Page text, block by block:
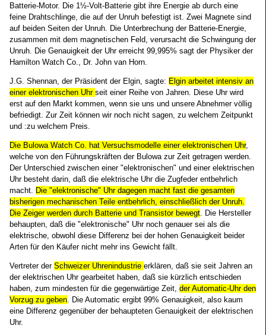
Batterie-Motor. Die 1½-Volt-Batterie gibt ihre Energie ab durch eine
feine Drahtschlinge, die auf der Unruh befestigt ist. Zwei Magnete sind
auf beiden Seiten der Unruh. Die Unterbrechung der Batterie-Energie,
zusammen mit dem magnetischen Feld, verursacht die Schwingung der
Unruh. Die Genauigkeit der Uhr erreicht 99,995% sagt der Physiker der
Hamilton Watch Co., Dr. John van Horn.
J.G. Shennan, der Präsident der Elgin, sagte: Elgin arbeitet intensiv an
einer elektronischen Uhr seit einer Reihe von Jahren. Diese Uhr wird
erst auf den Markt kommen, wenn sie uns und unsere Abnehmer völlig
befriedigt. Zur Zeit können wir noch nicht sagen, zu welchem Zeitpunkt
und :zu welchem Preis.
Die Bulowa Watch Co. hat Versuchsmodelle einer elektronischen Uhr,
welche von den Führungskräften der Bulowa zur Zeit getragen werden.
Der Unterschied zwischen einer "elektronischen" und einer elektrischen
Uhr besteht darin, daß die elektrische Uhr die Zugfeder entbehrlich
macht.
Die "elektronische" Uhr dagegen macht fast die gesamten
bisherigen mechanischen Teile entbehrlich, einschließlich der Unruh.
Die Zeiger werden durch Batterie und Transistor bewegt . Die Hersteller
behaupten, daß die "elektronische" Uhr noch genauer sei als die
elektrische, obwohl diese Differenz bei der hohen Genauigkeit beider
Arten für den Käufer nicht mehr ins Gewicht fällt.
Vertreter der Schweizer Uhrenindustrie erklären, daß sie seit Jahren an
der elektrischen Uhr gearbeitet haben, daß sie kürzlich entschieden
haben, zum mindesten für die gegenwärtige Zeit, der Automatic-Uhr den
Vorzug zu geben . Die Automatic ergibt 99% Genauigkeit, also kaum
eine Differenz gegenüber der behaupteten Genauigkeit der elektrischen
Uhr.